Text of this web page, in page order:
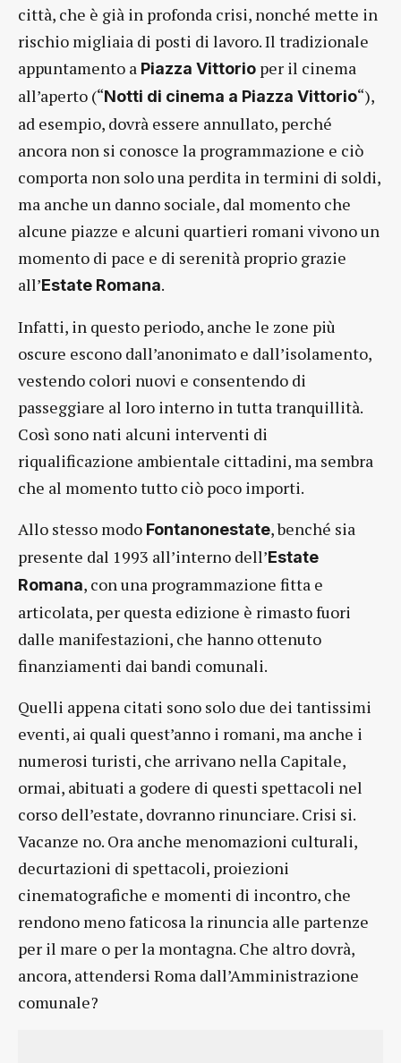
città, che è già in profonda crisi, nonché mette in
rischio migliaia di posti di lavoro. Il tradizionale
appuntamento a Piazza Vittorio per il cinema
all’aperto (“Notti di cinema a Piazza Vittorio“),
ad esempio, dovrà essere annullato, perché
ancora non si conosce la programmazione e ciò
comporta non solo una perdita in termini di soldi,
ma anche un danno sociale, dal momento che
alcune piazze e alcuni quartieri romani vivono un
momento di pace e di serenità proprio grazie
all’Estate Romana.
Infatti, in questo periodo, anche le zone più
oscure escono dall’anonimato e dall’isolamento,
vestendo colori nuovi e consentendo di
passeggiare al loro interno in tutta tranquillità.
Così sono nati alcuni interventi di
riqualificazione ambientale cittadini, ma sembra
che al momento tutto ciò poco importi.
Allo stesso modo Fontanonestate, benché sia
presente dal 1993 all’interno dell’Estate
Romana, con una programmazione fitta e
articolata, per questa edizione è rimasto fuori
dalle manifestazioni, che hanno ottenuto
finanziamenti dai bandi comunali.
Quelli appena citati sono solo due dei tantissimi
eventi, ai quali quest’anno i romani, ma anche i
numerosi turisti, che arrivano nella Capitale,
ormai, abituati a godere di questi spettacoli nel
corso dell’estate, dovranno rinunciare. Crisi si.
Vacanze no. Ora anche menomazioni culturali,
decurtazioni di spettacoli, proiezioni
cinematografiche e momenti di incontro, che
rendono meno faticosa la rinuncia alle partenze
per il mare o per la montagna. Che altro dovrà,
ancora, attendersi Roma dall’Amministrazione
comunale?